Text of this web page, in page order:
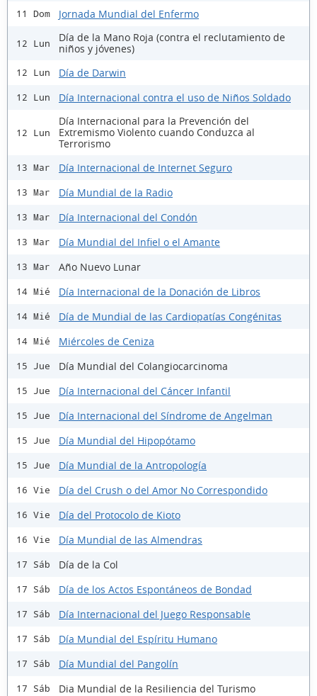
11 Dom Jornada Mundial del Enfermo
12 Lun
Día de la Mano Roja (contra el reclutamiento de
niños y jóvenes)
12 Lun Día de Darwin
12 Lun Día Internacional contra el uso de Niños Soldado
12 Lun
Día Internacional para la Prevención del
Extremismo Violento cuando Conduzca al
Terrorismo
13 Mar Día Internacional de Internet Seguro
13 Mar Día Mundial de la Radio
13 Mar Día Internacional del Condón
13 Mar Día Mundial del Infiel o el Amante
13 Mar Año Nuevo Lunar
14 Mié Día Internacional de la Donación de Libros
14 Mié Día de Mundial de las Cardiopatías Congénitas
14 Mié Miércoles de Ceniza
15 Jue Día Mundial del Colangiocarcinoma
15 Jue Día Internacional del Cáncer Infantil
15 Jue Día Internacional del Síndrome de Angelman
15 Jue Día Mundial del Hipopótamo
15 Jue Día Mundial de la Antropología
16 Vie Día del Crush o del Amor No Correspondido
16 Vie Día del Protocolo de Kioto
16 Vie Día Mundial de las Almendras
17 Sáb Día de la Col
17 Sáb Día de los Actos Espontáneos de Bondad
17 Sáb Día Internacional del Juego Responsable
17 Sáb Día Mundial del Espíritu Humano
17 Sáb Día Mundial del Pangolín
17 Sáb Dia Mundial de la Resiliencia del Turismo